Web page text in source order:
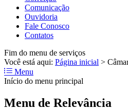
Comunicação
Ouvidoria
Fale Conosco
Contatos
Fim do menu de serviços
Você está aqui: Página inicial >
Menu
Início do menu principal
Menu de Relevância